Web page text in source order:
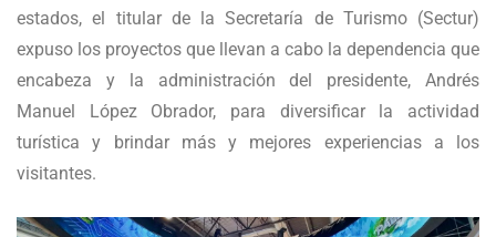
estados, el titular de la Secretaría de Turismo (Sectur)
expuso los proyectos que llevan a cabo la dependencia que
encabeza y la administración del presidente, Andrés
Manuel López Obrador, para diversificar la actividad
turística y brindar más y mejores experiencias a los
visitantes.